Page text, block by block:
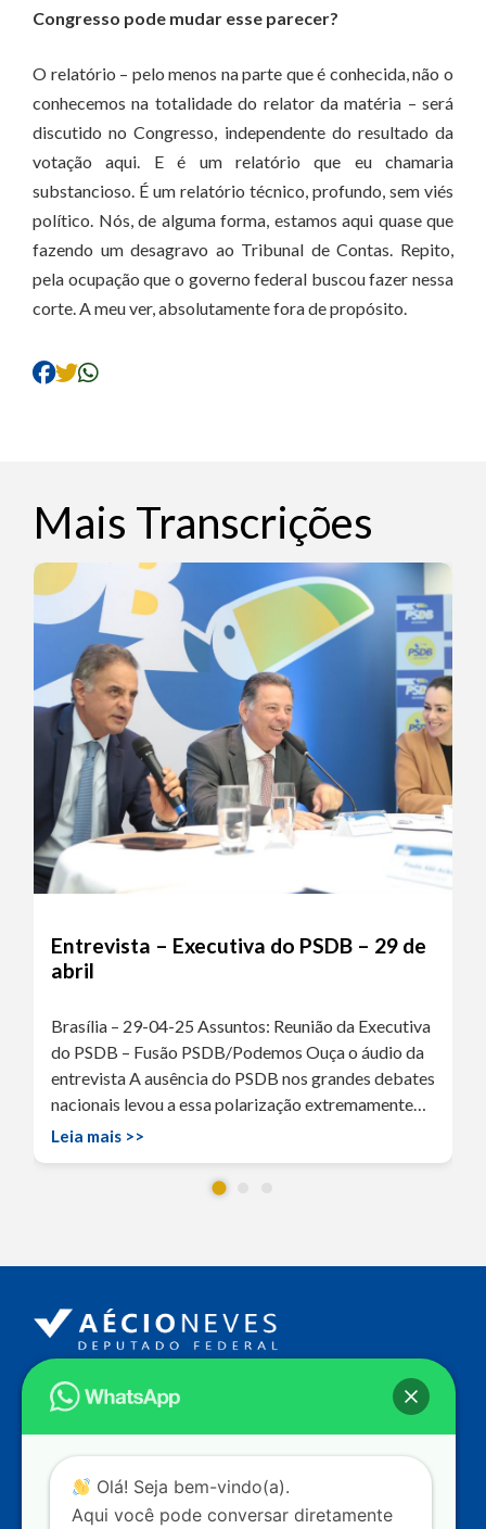
Congresso pode mudar esse parecer?
O relatório – pelo menos na parte que é conhecida, não o
conhecemos na totalidade do relator da matéria – será
discutido no Congresso, independente do resultado da
votação aqui. E é um relatório que eu chamaria
substancioso. É um relatório técnico, profundo, sem viés
político. Nós, de alguma forma, estamos aqui quase que
fazendo um desagravo ao Tribunal de Contas. Repito,
pela ocupação que o governo federal buscou fazer nessa
corte. A meu ver, absolutamente fora de propósito.
Mais Transcrições
Entrevista – Executiva do PSDB – 29 de
abril
Brasília – 29-04-25 Assuntos: Reunião da Executiva
do PSDB – Fusão PSDB/Podemos Ouça o áudio da
entrevista A ausência do PSDB nos grandes debates
nacionais levou a essa polarização extremamente…
Leia mais >>
Endereço
Contato
dep.aecioneves@camara.leg.br
Olá! Seja bem-vindo(a).
Aqui você pode conversar diretamente